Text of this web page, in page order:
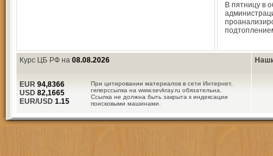
В пятницу в
Курс ЦБ РФ на 08.08.2026
При цитировании материалов в сети Интернет,
гиперссылка на www.sevkray.ru обязательна.
Ссылка не должна быть закрыта к индексации
поисковыми машинами.
EUR 94,8366
USD 82,1665
EUR/USD 1.15